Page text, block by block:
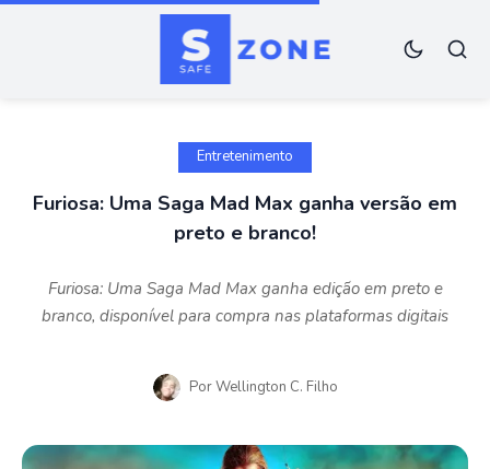
Entretenimento
Furiosa: Uma Saga Mad Max ganha versão em
preto e branco!
Furiosa: Uma Saga Mad Max ganha edição em preto e
branco, disponível para compra nas plataformas digitais
PorWellington C. Filho